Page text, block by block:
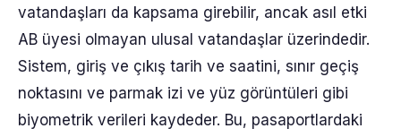
vatandaşları da kapsama girebilir, ancak asıl etki
AB üyesi olmayan ulusal vatandaşlar üzerindedir.
Sistem, giriş ve çıkış tarih ve saatini, sınır geçiş
noktasını ve parmak izi ve yüz görüntüleri gibi
biyometrik verileri kaydeder. Bu, pasaportlardaki